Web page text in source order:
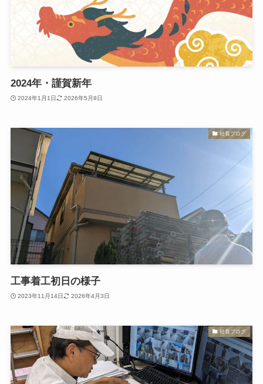
2024年・謹賀新年
2024年1月1日 2026年5月8日
社長ブログ
工事着工初日の様子
2023年11月14日 2026年4月3日
社長ブログ